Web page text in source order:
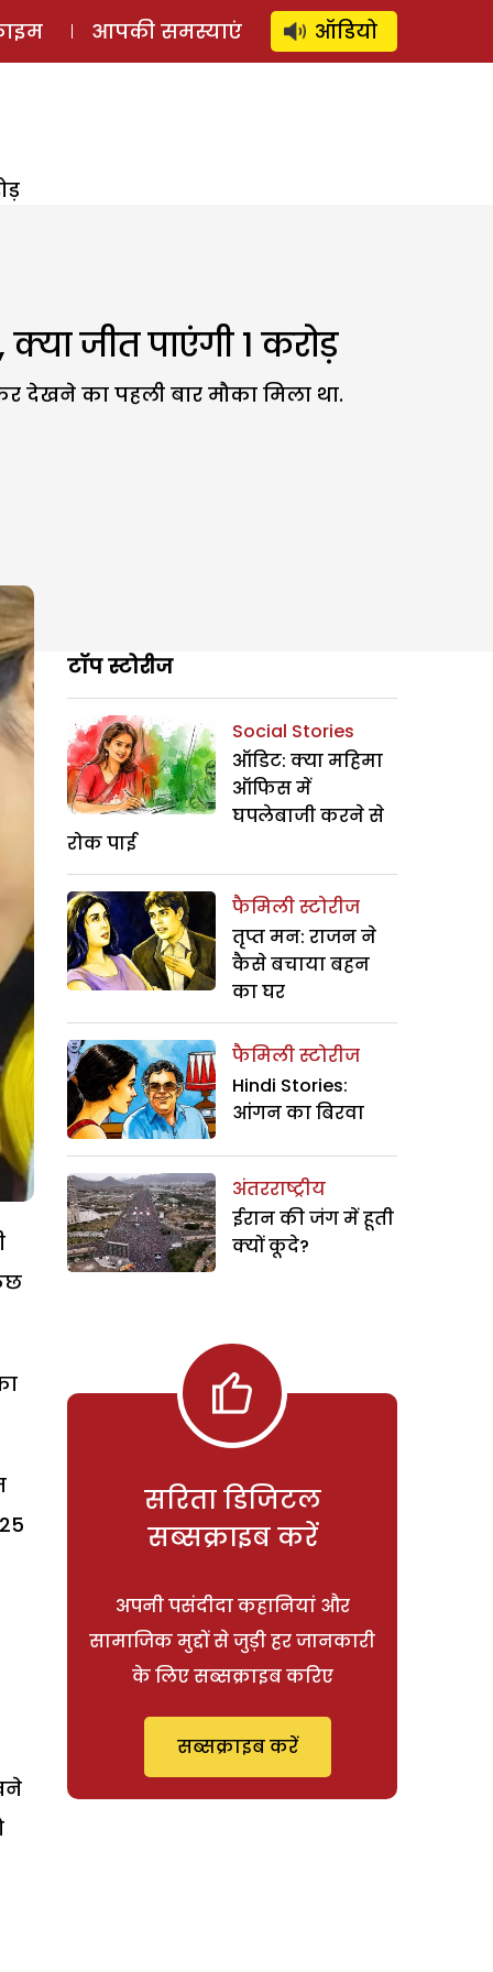
लॉग इन ⚲ SUBSCRIBE
आपकी समस्याएं ऑडियो
जीत पाएंगी 1 करोड़
का पहली बार मौका मिला था.
टॉप स्टोरीज
Social Stories
ऑडिट: क्या महिमा
ऑफिस में
घपलेबाजी करने से
रोक पाई
फैमिली स्टोरीज
तृप्त मन: राजन ने
कैसे बचाया बहन
का घर
फैमिली स्टोरीज
Hindi Stories:
आंगन का बिरवा
अंतरराष्ट्रीय
ईरान की जंग में हूती
क्यों कूदे?
सरिता डिजिटल
सब्सक्राइब करें
अपनी पसंदीदा कहानियां और
सामाजिक मुद्दों से जुड़ी हर जानकारी
के लिए सब्सक्राइब करिए
सब्सक्राइब करें